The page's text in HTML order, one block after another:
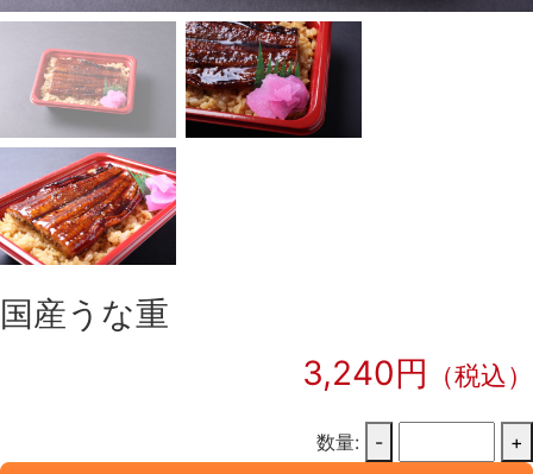
国産うな重
3,240円
（税込）
数量: - +